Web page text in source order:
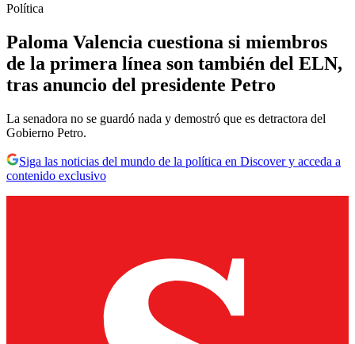
Política
Paloma Valencia cuestiona si miembros
de la primera línea son también del ELN,
tras anuncio del presidente Petro
La senadora no se guardó nada y demostró que es detractora del
Gobierno Petro.
Siga las noticias del mundo de la política en Discover y acceda a
contenido exclusivo